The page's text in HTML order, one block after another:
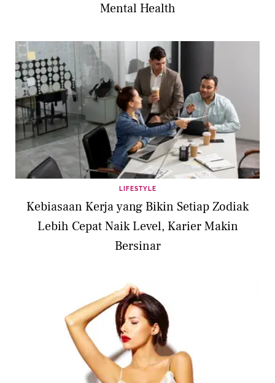
Mental Health
LIFESTYLE
Kebiasaan Kerja yang Bikin Setiap Zodiak
Lebih Cepat Naik Level, Karier Makin
Bersinar